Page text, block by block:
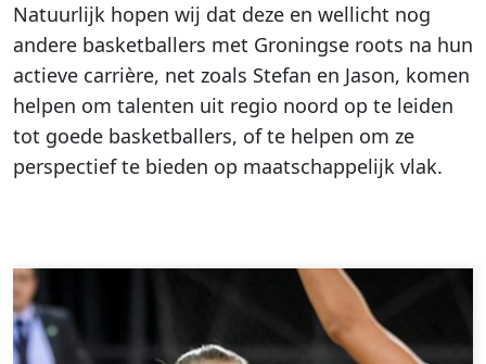
Natuurlijk hopen wij dat deze en wellicht nog
andere basketballers met Groningse roots na hun
actieve carrière, net zoals Stefan en Jason, komen
helpen om talenten uit regio noord op te leiden
tot goede basketballers, of te helpen om ze
perspectief te bieden op maatschappelijk vlak.